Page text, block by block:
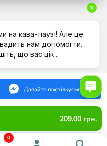
0
209.00 грн.
Давайте поспілкуємося